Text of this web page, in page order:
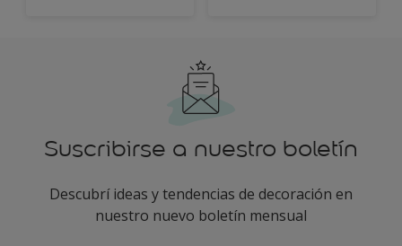
Suscribirse a nuestro boletín
Descubrí ideas y tendencias de decoración en
nuestro nuevo boletín mensual